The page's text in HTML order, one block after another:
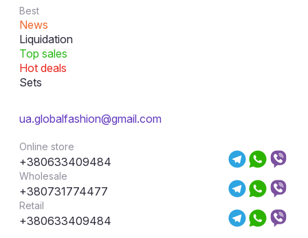
Best
News
Liquidation
Top sales
Hot deals
Sets
ua.globalfashion@gmail.com
Online store
+380633409484
Wholesale
+380731774477
Retail
+380633409484